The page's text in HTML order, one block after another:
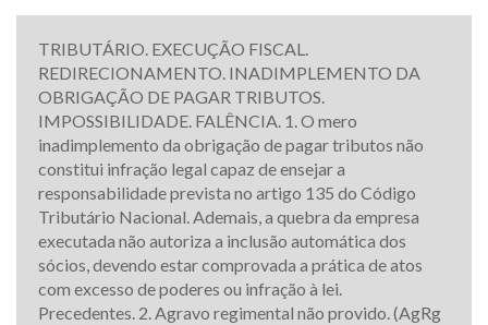
TRIBUTÁRIO. EXECUÇÃO FISCAL.
REDIRECIONAMENTO. INADIMPLEMENTO DA
OBRIGAÇÃO DE PAGAR TRIBUTOS.
IMPOSSIBILIDADE. FALÊNCIA. 1. O mero
inadimplemento da obrigação de pagar tributos não
constitui infração legal capaz de ensejar a
responsabilidade prevista no artigo 135 do Código
Tributário Nacional. Ademais, a quebra da empresa
executada não autoriza a inclusão automática dos
sócios, devendo estar comprovada a prática de atos
com excesso de poderes ou infração à lei.
Precedentes. 2. Agravo regimental não provido. (AgRg